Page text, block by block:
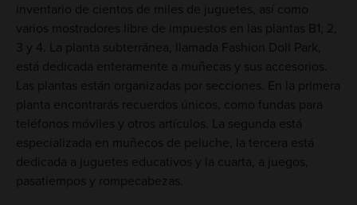
inventario de cientos de miles de juguetes, así como
varios mostradores libre de impuestos en las plantas B1, 2,
3 y 4. La planta subterránea, llamada Fashion Doll Park,
está dedicada enteramente a muñecas y sus accesorios.
Las plantas están organizadas por secciones. En la primera
planta encontrarás recuerdos únicos, como fundas para
teléfonos móviles y otros artículos. La segunda está
especializada en muñecos de peluche, la tercera está
dedicada a juguetes educativos y la cuarta, a juegos,
pasatiempos y rompecabezas.